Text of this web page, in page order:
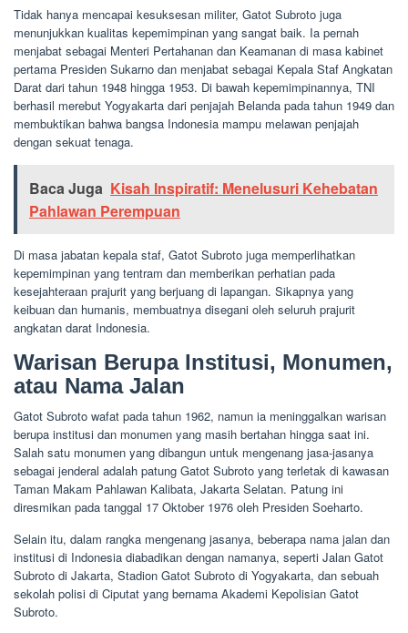
Tidak hanya mencapai kesuksesan militer, Gatot Subroto juga
menunjukkan kualitas kepemimpinan yang sangat baik. Ia pernah
menjabat sebagai Menteri Pertahanan dan Keamanan di masa kabinet
pertama Presiden Sukarno dan menjabat sebagai Kepala Staf Angkatan
Darat dari tahun 1948 hingga 1953. Di bawah kepemimpinannya, TNI
berhasil merebut Yogyakarta dari penjajah Belanda pada tahun 1949 dan
membuktikan bahwa bangsa Indonesia mampu melawan penjajah
dengan sekuat tenaga.
Baca Juga Kisah Inspiratif: Menelusuri Kehebatan
Pahlawan Perempuan
Di masa jabatan kepala staf, Gatot Subroto juga memperlihatkan
kepemimpinan yang tentram dan memberikan perhatian pada
kesejahteraan prajurit yang berjuang di lapangan. Sikapnya yang
keibuan dan humanis, membuatnya disegani oleh seluruh prajurit
angkatan darat Indonesia.
Warisan Berupa Institusi, Monumen,
atau Nama Jalan
Gatot Subroto wafat pada tahun 1962, namun ia meninggalkan warisan
berupa institusi dan monumen yang masih bertahan hingga saat ini.
Salah satu monumen yang dibangun untuk mengenang jasa-jasanya
sebagai jenderal adalah patung Gatot Subroto yang terletak di kawasan
Taman Makam Pahlawan Kalibata, Jakarta Selatan. Patung ini
diresmikan pada tanggal 17 Oktober 1976 oleh Presiden Soeharto.
Selain itu, dalam rangka mengenang jasanya, beberapa nama jalan dan
institusi di Indonesia diabadikan dengan namanya, seperti Jalan Gatot
Subroto di Jakarta, Stadion Gatot Subroto di Yogyakarta, dan sebuah
sekolah polisi di Ciputat yang bernama Akademi Kepolisian Gatot
Subroto.